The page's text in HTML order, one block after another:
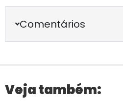
Comentários
Veja também: